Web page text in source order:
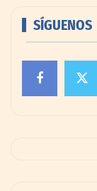
SÍGUENOS